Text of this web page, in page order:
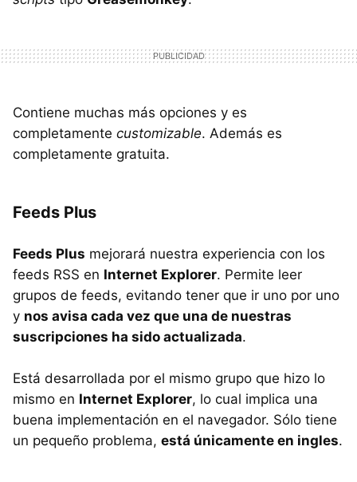
Contiene muchas más opciones y es
completamente customizable. Además es
completamente gratuita.
Feeds Plus
Feeds Plus mejorará nuestra experiencia con los
feeds RSS en Internet Explorer. Permite leer
grupos de feeds, evitando tener que ir uno por uno
y nos avisa cada vez que una de nuestras
suscripciones ha sido actualizada.
Está desarrollada por el mismo grupo que hizo lo
mismo en Internet Explorer, lo cual implica una
buena implementación en el navegador. Sólo tiene
un pequeño problema, está únicamente en ingles.